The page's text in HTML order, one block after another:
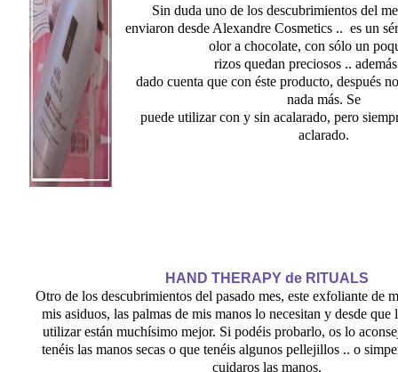
Sin duda uno de los descubrimientos del
enviaron desde Alexandre Cosmetics .. es un
olor a chocolate, con sólo un
rizos quedan preciosos ..
dado cuenta que con éste producto, después
nada más. Se
puede utilizar con y sin acalarado, pero
aclarado.
HAND THERAPY de RITUALS
Otro de los descubrimientos del pasado mes, este exfoliante de
mis asiduos, las palmas de mis manos lo necesitan y desde que
utilizar están muchísimo mejor. Si podéis probarlo, os lo
tenéis las manos secas o que tenéis algunos pellejillos .. o
cuidaros las manos.